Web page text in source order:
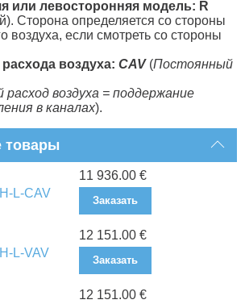
или левосторонняя модель: R
Сторона определяется со стороны
воздуха, если смотреть со стороны
воздуха: CAV(Постоянный
воздуха = поддержание
в каналах).
товары
L-CAV
11 936.00 €
Заказать
L-VAV
12 151.00 €
Заказать
12 151.00 €